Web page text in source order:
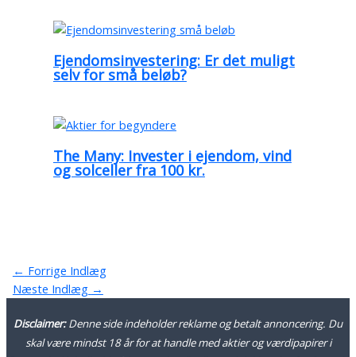
Ejendomsinvestering: Er det muligt
selv for små beløb?
The Many: Invester i ejendom, vind
og solceller fra 100 kr.
← Forrige Indlæg
Næste Indlæg →
Disclaimer:Denne side indeholder reklame og betalt annoncering. Du
skal være mindst 18 år for at handle med aktier og værdipapirer i